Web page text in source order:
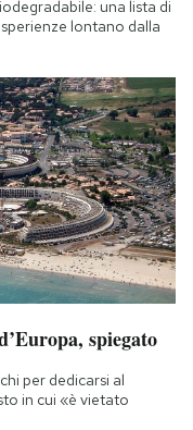
una lista di
lontano dalla
spiegato
per dedicarsi al
in cui «è vietato